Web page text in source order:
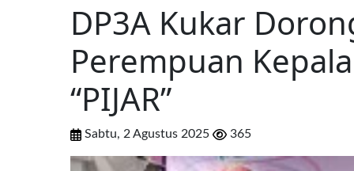
DP3A Kukar
Perempuan
“PIJAR”
Sabtu, 2 Agustus 2025 365